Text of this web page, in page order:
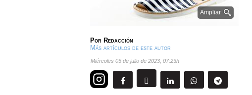
Ampliar
Por Redacción
Más artículos de este autor
miércoles 05 de julio de 2023 07:23h